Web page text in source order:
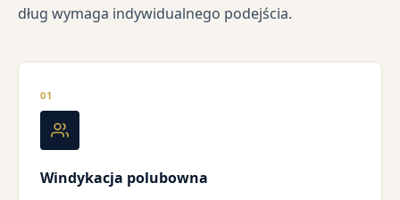
dług wymaga indywidualnego podejścia.
01
Windykacja polubowna